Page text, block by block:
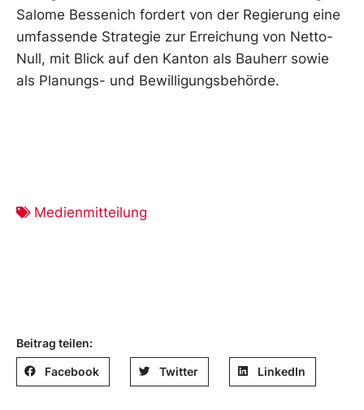
Salome Bessenich fordert von der Regierung eine
umfassende Strategie zur Erreichung von Netto-
Null, mit Blick auf den Kanton als Bauherr sowie
als Planungs- und Bewilligungsbehörde.
Medienmitteilung
Beitrag teilen:
Facebook Twitter LinkedIn